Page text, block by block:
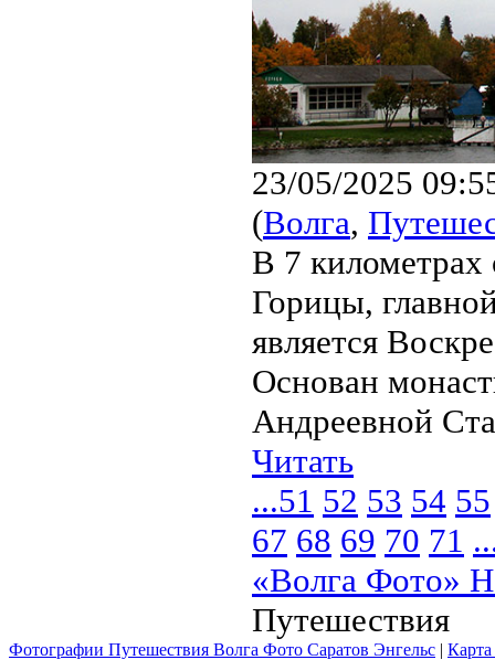
23/05/2025
(Волга,
В 7 километрах
Горицы,
является
Основан
Андреевной
Читать
...51 52 53 54 55
67 68 69 70 71
«Волга Фото»
Путешествия
Фотографии Путешествия Волга Фото Саратов Энгельс | Карта